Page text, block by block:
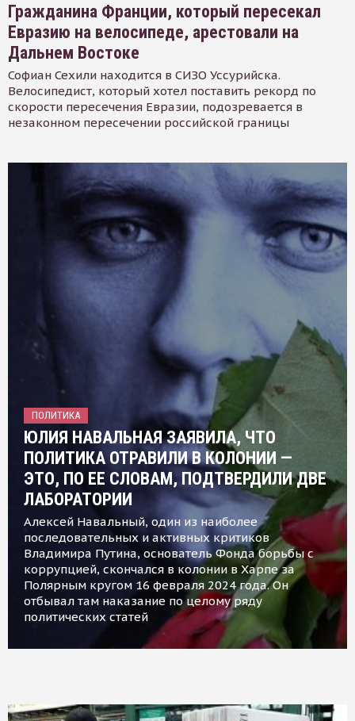
Гражданина Франции, который пересекал
Евразию на велосипеде, арестовали на
Дальнем Востоке
Софиан Сехили находится в СИЗО Уссурийска.
Велосипедист, который хотел поставить рекорд по
скорости пересечения Евразии, подозревается в
незаконном пересечении российской границы
ПОЛИТИКА
ЮЛИЯ НАВАЛЬНАЯ ЗАЯВИЛА, ЧТО
ПОЛИТИКА ОТРАВИЛИ В КОЛОНИИ —
ЭТО, ПО ЕЕ СЛОВАМ, ПОДТВЕРДИЛИ ДВЕ
ЛАБОРАТОРИИ
Алексей Навальный, один из наиболее
последовательных и активных критиков
Владимира Путина, основатель Фонда борьбы с
коррупцией, скончался в колонии в Харпе за
Полярным кругом 16 февраля 2024 года. Он
отбывал там наказание по целому ряду
политических статей